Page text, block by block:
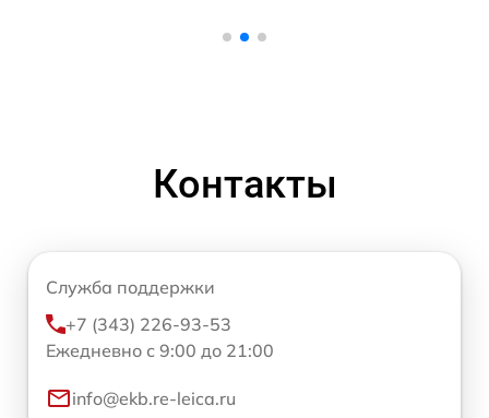
Контакты
Служба поддержки
+7 (343) 226-93-53
Ежедневно с 9:00 до 21:00
info@ekb.re-leica.ru